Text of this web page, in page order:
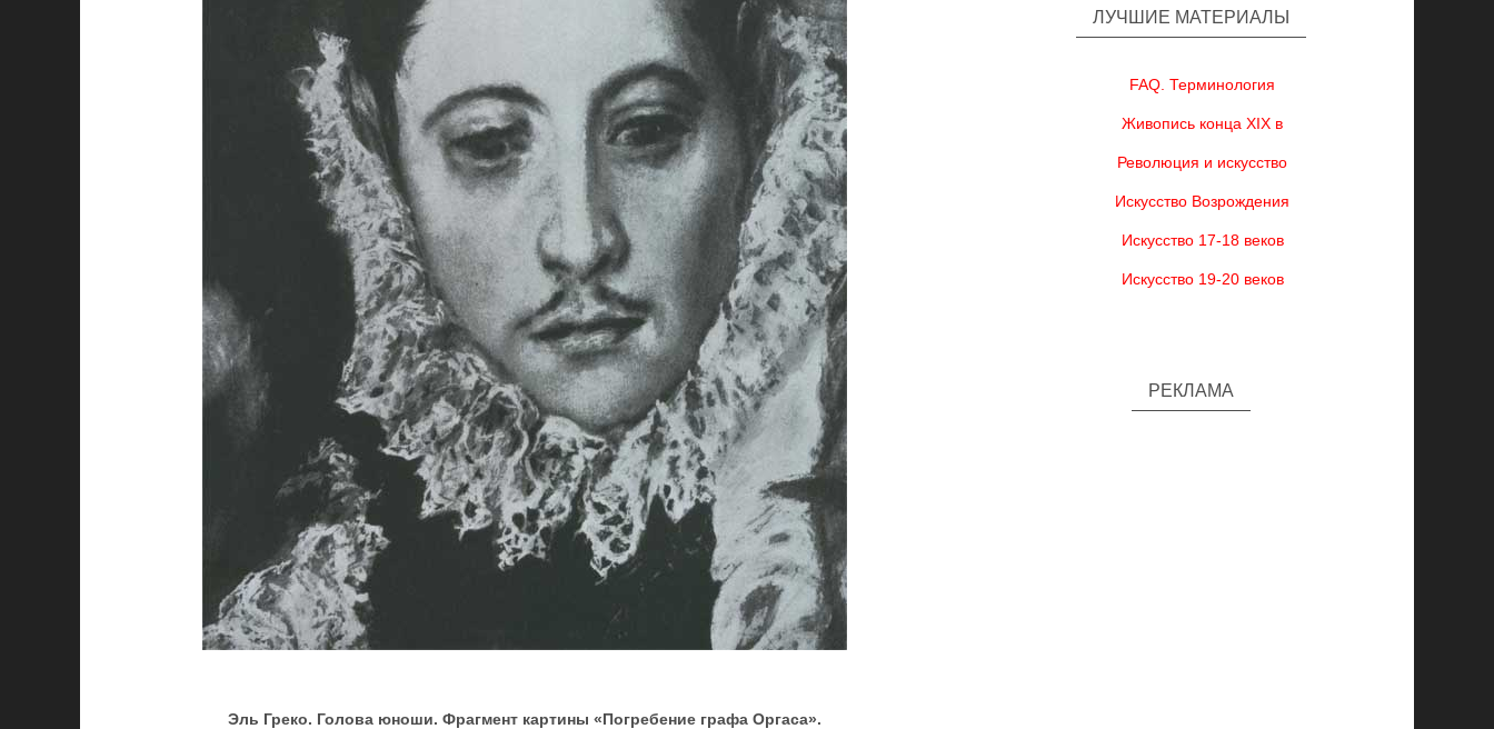
Эль Греко. Голова юноши. Фрагмент картины «Погребение графа Оргаса».
ЛУЧШИЕ МАТЕРИАЛЫ
FAQ. Терминология
Живопись конца XIX в
Революция и искусство
Искусство Возрождения
Искусство 17-18 веков
Искусство 19-20 веков
РЕКЛАМА